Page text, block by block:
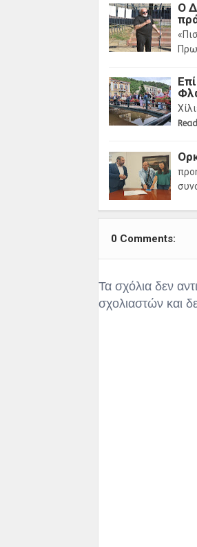
Ο
0 Comments:
Τα σχόλια δεν
σχολιαστών και